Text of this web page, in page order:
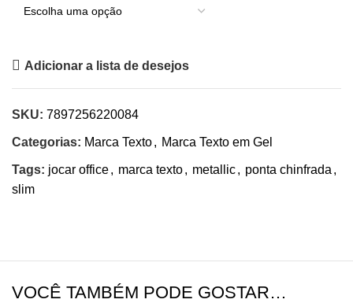
Adicionar a lista de desejos
SKU: 7897256220084
Categorias: Marca Texto, Marca Texto em Gel
Tags: jocar office, marca texto, metallic, ponta chinfrada ,
slim
VOCÊ TAMBÉM PODE GOSTAR…